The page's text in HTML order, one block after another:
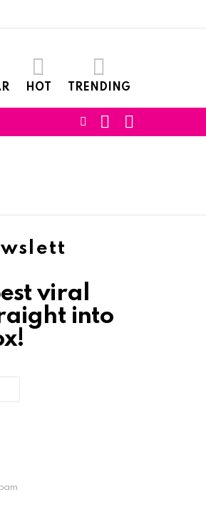
HOT TRENDING
FOLLOWSEARCH
viral
into